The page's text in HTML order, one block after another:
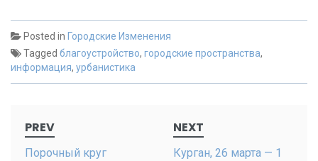
Posted in Городские Изменения
Tagged благоустройство, городские пространства,
информация, урбанистика
navigation
PREV
Порочный круг
NEXT
Курган, 26 марта — 1